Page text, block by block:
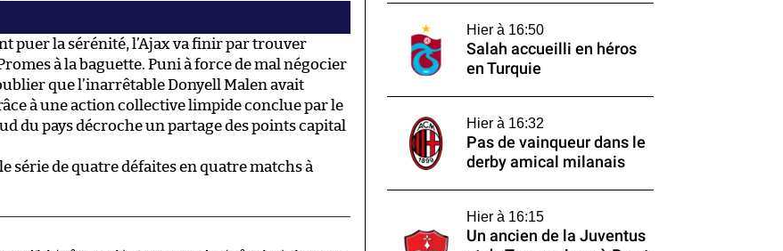
puer la sérénité, l’Ajax va finir par trouver
à la baguette. Puni à force de mal négocier
que l’inarrêtable Donyell Malen avait
à une action collective limpide conclue par le
du pays décroche un partage des points capital
série de quatre défaites en quatre matchs à
Hier à 16:50
Salah accueilli en héros
en Turquie
Hier à 16:32
Pas de vainqueur dans le
derby amical milanais
Hier à 16:15
Un ancien de la Juventus